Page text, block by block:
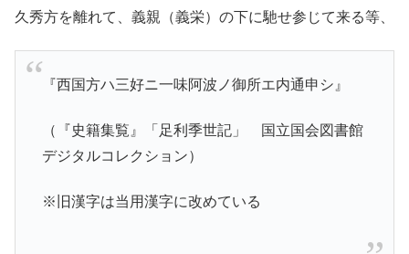
久秀方を離れて、義親（義栄）の下に馳せ参じて来る等、
『西国方ハ三好ニ一味阿波ノ御所エ内通申シ』
（『史籍集覧』「足利季世記」 国立国会図書館
デジタルコレクション）
※旧漢字は当用漢字に改めている